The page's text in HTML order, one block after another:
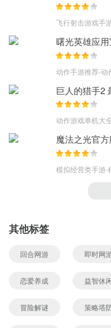
飞行射击游戏手
曙光英雄应
动作手游推荐-动
巨人的猎手2
动作游戏单机大
魔法之光官方
模拟经营类手游-
其他标签
回合网游 即时网
恋爱养成 益智休
冒险解谜 策略塔